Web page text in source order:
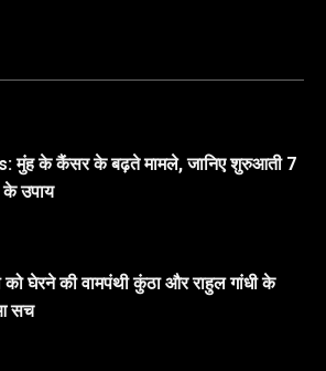
मुंह के कैंसर के बढ़ते मामले, जानिए शुरुआती 7
उपाय
को घेरने की वामपंथी कुंठा और राहुल गांधी के
सच